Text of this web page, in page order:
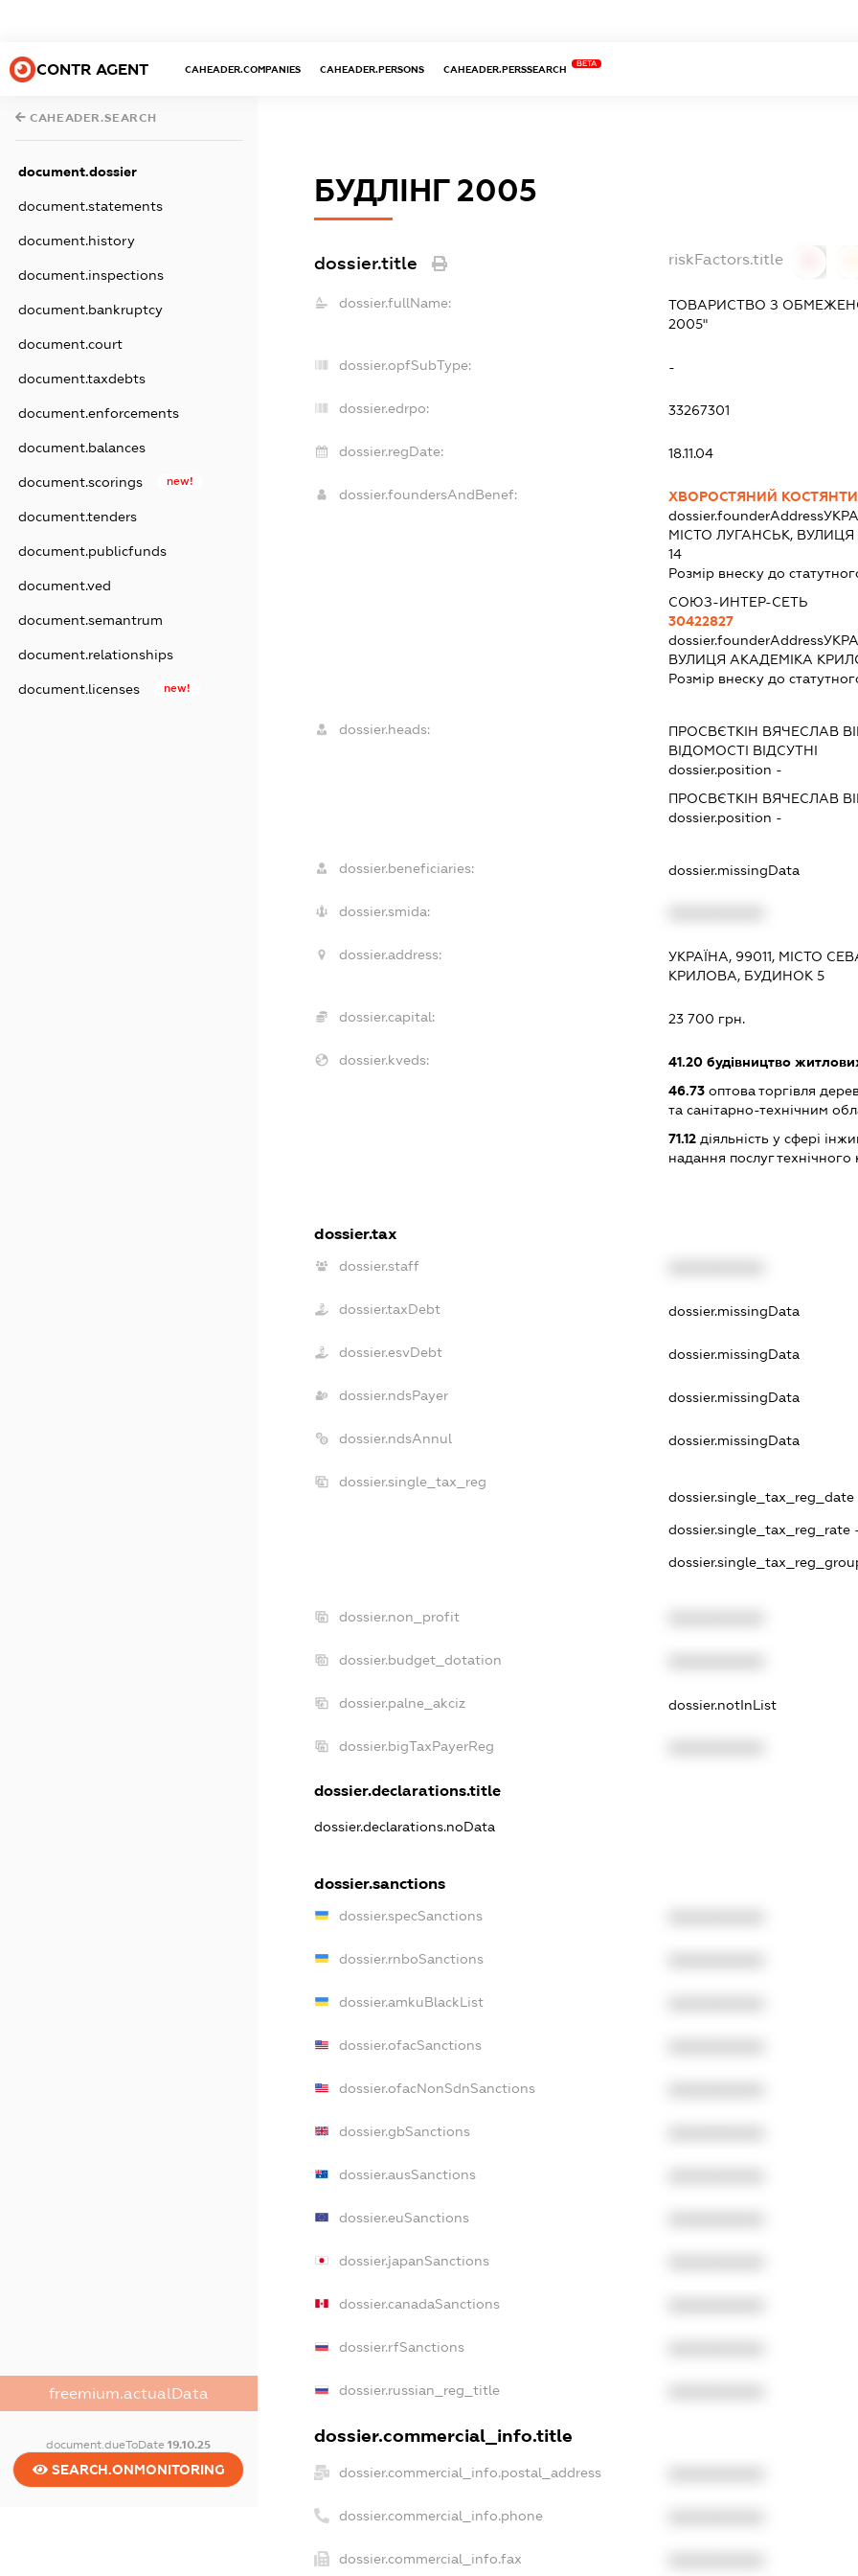
CONTR AGENT CAHEADER.COMPANIES CAHEADER.PERSONS CAHEADER.PERSSEARCH
BETA
CAHEADER.SEARCH
document.dossier
document.statements
document.history
document.inspections
document.bankruptcy
document.court
document.taxdebts
document.enforcements
document.balances
document.scorings new!
document.tenders
document.publicfunds
document.ved
document.semantrum
document.relationships
document.licenses new!
freemium.actualData
document.dueToDate19.10.25
SEARCH.ONMONITORING
БУДЛІНГ 2005
dossier.title riskFactors.title
dossier.fullName:
ТОВАРИСТВО З
2005"
dossier.opfSubType: -
dossier.edrpo: 33267301
dossier.regDate: 18.11.04
dossier.foundersAndBenef:
ХВОРОСТЯНИЙ
dossier.founderAddress
МІСТО ЛУГАНСЬК, ВУЛИЦЯ
14
Розмір внеску до
СОЮЗ-ИНТЕР-СЕТЬ
30422827
dossier.founderAddress
ВУЛИЦЯ АКАДЕМІКА
Розмір внеску до
dossier.heads: ПРОСВЄТКІН ВЯЧЕСЛАВ
ВІДОМОСТІ ВІДСУТНІ
dossier.position -
ПРОСВЄТКІН ВЯЧЕСЛАВ
dossier.position -
dossier.beneficiaries: dossier.missingData
dossier.smida:
dossier.address:
УКРАЇНА, 99011, МІСТО
КРИЛОВА, БУДИНОК 5
dossier.capital: 23 700 грн.
dossier.kveds: 41.20 будівництво
46.73 оптова торгівля
та санітарно-технічним
71.12 діяльність у сфері
надання послуг
dossier.tax
dossier.staff
dossier.taxDebt dossier.missingData
dossier.esvDebt dossier.missingData
dossier.ndsPayer dossier.missingData
dossier.ndsAnnul dossier.missingData
dossier.single_tax_reg
dossier.single_tax_reg_date -
dossier.single_tax_reg_rate
dossier.non_profit
dossier.budget_dotation
dossier.palne_akciz dossier.notInList
dossier.bigTaxPayerReg
dossier.declarations.title
dossier.declarations.noData
dossier.sanctions
dossier.specSanctions
dossier.rnboSanctions
dossier.amkuBlackList
dossier.ofacSanctions
dossier.ofacNonSdnSanctions
dossier.gbSanctions
dossier.ausSanctions
dossier.euSanctions
dossier.japanSanctions
dossier.canadaSanctions
dossier.rfSanctions
dossier.russian_reg_title
dossier.commercial_info.title
dossier.commercial_info.postal_address
dossier.commercial_info.phone
dossier.commercial_info.fax